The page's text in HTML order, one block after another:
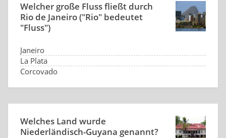
Welcher große Fluss fließt durch
Rio de Janeiro ("Rio" bedeutet
"Fluss")
Janeiro
La Plata
Corcovado
Welches Land wurde
Niederländisch-Guyana genannt?